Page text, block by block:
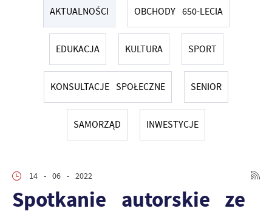
AKTUALNOŚCI OBCHODY 650-LECIA
EDUKACJA KULTURA SPORT
KONSULTACJE SPOŁECZNE SENIOR
SAMORZĄD INWESTYCJE
14 - 06 - 2022
Spotkanie autorskie ze